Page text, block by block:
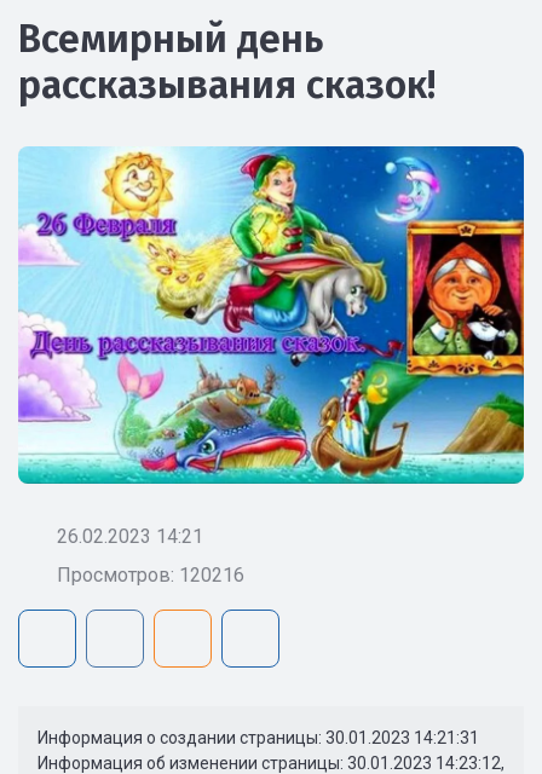
Всемирный день
рассказывания сказок!
26.02.2023 14:21
Просмотров: 120216
Информация о создании страницы: 30.01.2023 14:21:31
Информация об изменении страницы: 30.01.2023 14:23:12,